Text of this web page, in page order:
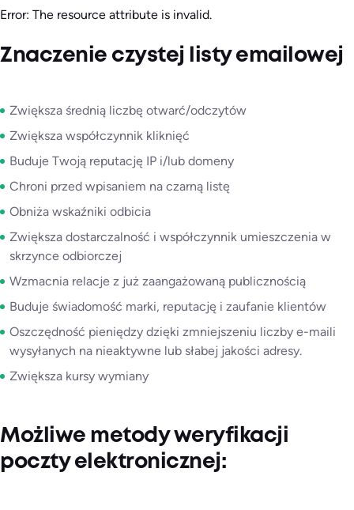
Error: The resource attribute is invalid.
Znaczenie czystej listy emailowej
Zwiększa średnią liczbę otwarć/odczytów
Zwiększa współczynnik kliknięć
Buduje Twoją reputację IP i/lub domeny
Chroni przed wpisaniem na czarną listę
Obniża wskaźniki odbicia
Zwiększa dostarczalność i współczynnik umieszczenia w
skrzynce odbiorczej
Wzmacnia relacje z już zaangażowaną publicznością
Buduje świadomość marki, reputację i zaufanie klientów
Oszczędność pieniędzy dzięki zmniejszeniu liczby e-maili
wysyłanych na nieaktywne lub słabej jakości adresy.
Zwiększa kursy wymiany
Możliwe metody weryfikacji
poczty elektronicznej: